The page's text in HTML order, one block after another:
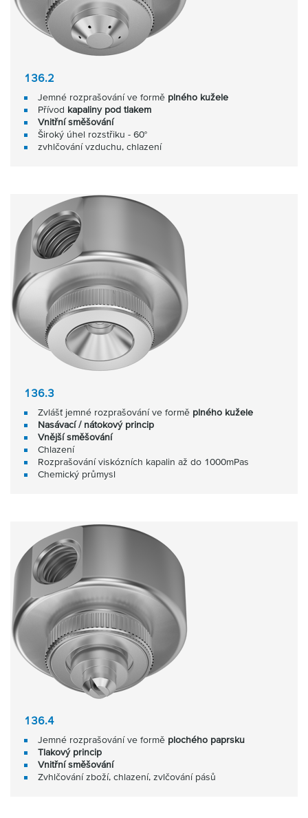
136.2
Jemné rozprašování ve formě plného kužele
Přívod kapaliny pod tlakem
Vnitřní směšování
Široký úhel rozstřiku - 60°
zvhlčování vzduchu, chlazení
136.3
Zvlášť jemné rozprašování ve formě plného kužele
Nasávací / nátokový princip
Vnější směšování
Chlazení
Rozprašování viskózních kapalin až do 1000mPas
Chemický průmysl
136.4
Jemné rozprašování ve formě plochého paprsku
Tlakový princip
Vnitřní směšování
Zvhlčování zboží, chlazení, zvlčování pásů